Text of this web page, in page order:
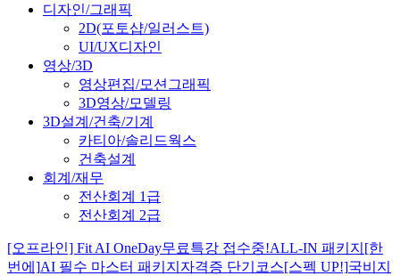
디자인/그래픽
2D(포토샵/일러스트)
UI/UX디자인
영상/3D
영상편집/모션그래픽
3D영상/모델링
3D설계/건축/기계
카티아/솔리드웍스
건축설계
회계/재무
전산회계 1급
전산회계 2급
[오프라인] Fit AI OneDay무료특강 접수중!ALL-IN 패키지[한
번에]AI 필수 마스터 패키지 자격증 단기코스[스펙 UP!]국비지